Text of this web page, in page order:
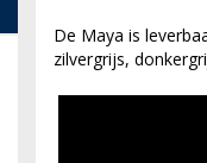
De Maya is
zilvergrijs,